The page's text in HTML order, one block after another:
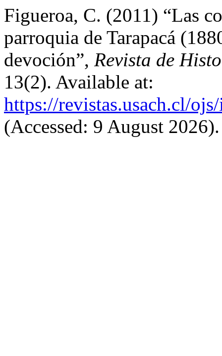
Figueroa, C. (2011) “Las
parroquia de Tarapacá
devoción”, Revista de
13(2). Available at:
https://revistas.usach.cl/
(Accessed: 9 August 2026).